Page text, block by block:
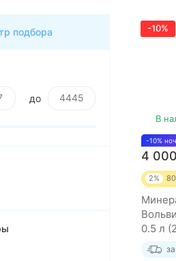
-10%
В
-10%
4
2%
0.5 л
подбора
до